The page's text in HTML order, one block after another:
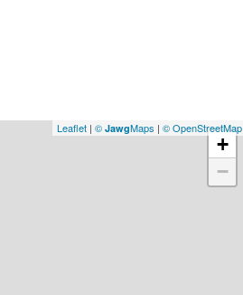
+
−
Leaflet |©JawgMaps |© OpenStreetMap